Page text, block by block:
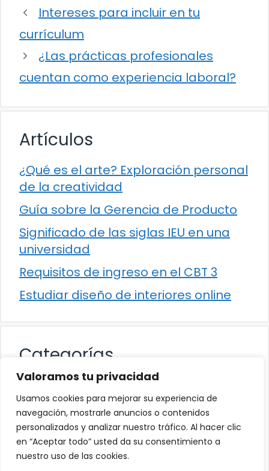
Valoramos tu privacidad
Usamos cookies para mejorar su experiencia de
navegación, mostrarle anuncios o contenidos
personalizados y analizar nuestro tráfico. Al hacer clic
en “Aceptar todo” usted da su consentimiento a
nuestro uso de las cookies.
Intereses para incluir en tu
currículum
¿Las prácticas profesionales
cuentan como experiencia laboral?
Artículos
¿Qué es el arte? Exploración personal
de la creatividad
Guía sobre la Gerencia de Producto
Significado de las siglas IEU en una
universidad
Requisitos de ingreso en el CBT 3
Estudiar diseño de interiores online
Categorías
Cultura
Educación
Eventos
Trabajo